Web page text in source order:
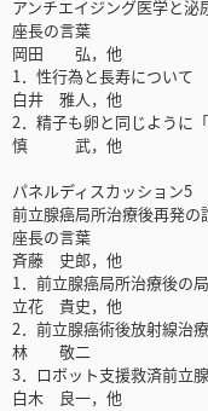
アンチエイジング医学と泌
座長の言葉
岡田 弘，他
1．性行為と長寿について
白井 雅人，他
2．精子も卵と同じように
慎 武，他
パネルディスカッション5
前立腺癌局所治療後再発の
座長の言葉
斉藤 史郎，他
1．前立腺癌局所治療後の
立花 貴史，他
2．前立腺癌術後放射線治療
林 敬二
3．ロボット支援救済前立
白木 良一，他